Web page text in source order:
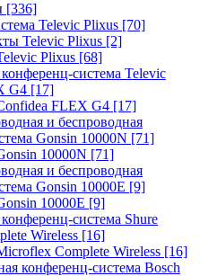
[336]
Televic Plixus [70]
Televic Plixus [2]
Plixus [68]
система Televic
G4 [17]
FLEX G4 [17]
и беспроводная
Gonsin 10000N [71]
10000N [71]
и беспроводная
Gonsin 10000E [9]
10000E [9]
система Shure
Wireless [16]
Complete Wireless [16]
конференц-система Bosch